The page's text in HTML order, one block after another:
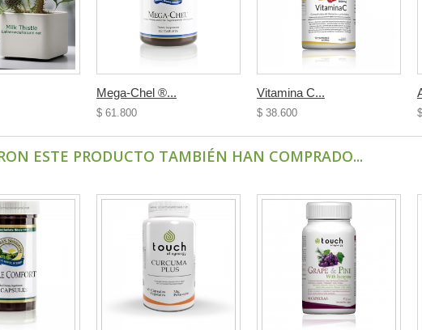
Mega-Chel ®...
$ 61.800
Vitamina C...
$ 38.600
ESTE PRODUCTO TAMBIÉN HAN COMPRADO...